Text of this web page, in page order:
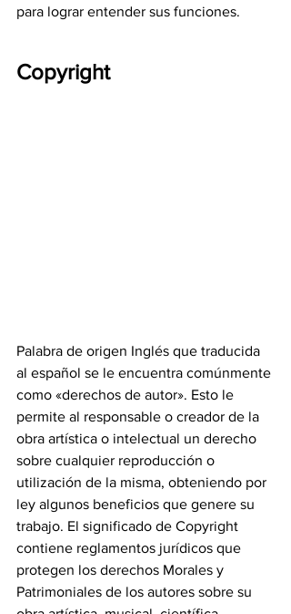
para lograr entender sus funciones.
Copyright
Palabra de origen Inglés que traducida
al español se le encuentra comúnmente
como «derechos de autor». Esto le
permite al responsable o creador de la
obra artística o intelectual un derecho
sobre cualquier reproducción o
utilización de la misma, obteniendo por
ley algunos beneficios que genere su
trabajo. El significado de Copyright
contiene reglamentos jurídicos que
protegen los derechos Morales y
Patrimoniales de los autores sobre su